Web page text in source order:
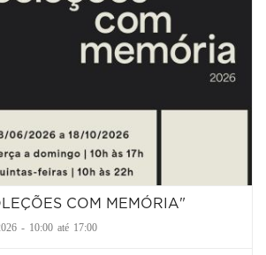
COM MEMÓRIA"
- 10:00 até 17:00